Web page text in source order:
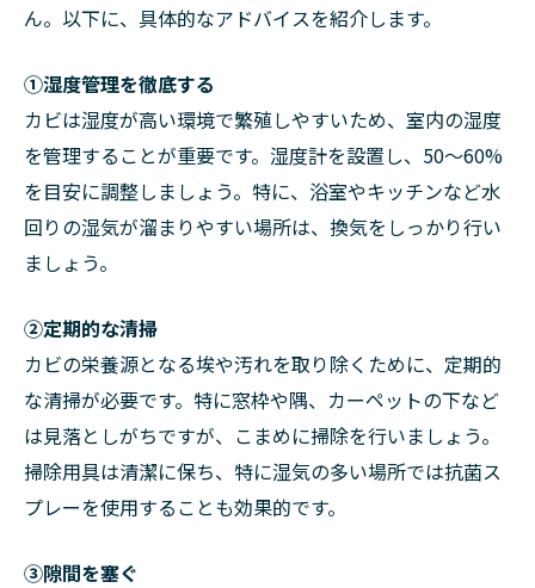
ん。以下に、具体的なアドバイスを紹介します。
①湿度管理を徹底する
カビは湿度が高い環境で繁殖しやすいため、室内の湿度
を管理することが重要です。湿度計を設置し、50～60%
を目安に調整しましょう。特に、浴室やキッチンなど水
回りの湿気が溜まりやすい場所は、換気をしっかり行い
ましょう。
②定期的な清掃
カビの栄養源となる埃や汚れを取り除くために、定期的
な清掃が必要です。特に窓枠や隅、カーペットの下など
は見落としがちですが、こまめに掃除を行いましょう。
掃除用具は清潔に保ち、特に湿気の多い場所では抗菌ス
プレーを使用することも効果的です。
➂隙間を塞ぐ